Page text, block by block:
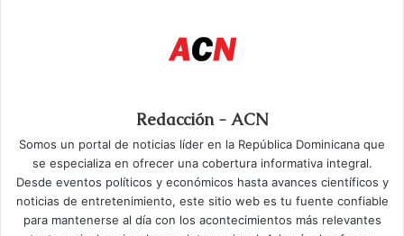
Redacción - ACN
Somos un portal de noticias líder en la República Dominicana que
se especializa en ofrecer una cobertura informativa integral.
Desde eventos políticos y económicos hasta avances científicos y
noticias de entretenimiento, este sitio web es tu fuente confiable
para mantenerse al día con los acontecimientos más relevantes